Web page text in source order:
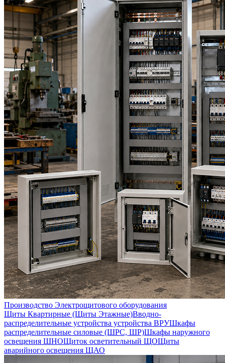
Производство Электрощитового оборудования
Щиты Квартирные (Щиты Этажные)Вводно-
распределительные устройства устройства ВРУШкафы
распределительные силовые (ШРС, ШР)Шкафы наружного
освещения ШНОЩиток осветительный ЩОЩиты
аварийного освещения ЩАО